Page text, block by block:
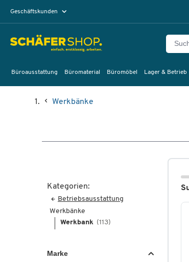
Geschäftskunden
Büroausstattung Büromaterial Büromöbel Lager & Betrieb
Werkbänke
Kategorien:
Betriebsausstattung
Werkbänke
Werkbank (113)
Marke